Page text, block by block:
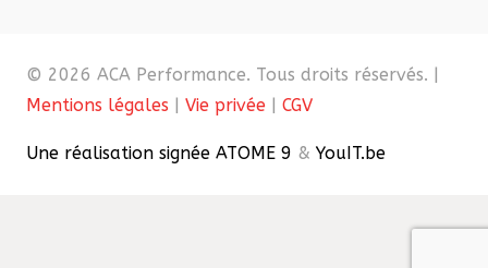
© 2026 ACA Performance. Tous droits réservés. |
Mentions légales
Vie privée CGV
Une réalisation signée ATOME 9 & YouIT.be